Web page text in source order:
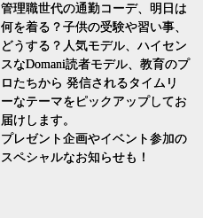
管理職世代の通勤コーデ、明日は
何を着る？子供の受験や習い事、
どうする？人気モデル、ハイセン
スなDomani読者モデル、教育のプ
ロたちから 発信されるタイムリ
ーなテーマをピックアップしてお
届けします。
プレゼント企画やイベント参加の
スペシャルなお知らせも！